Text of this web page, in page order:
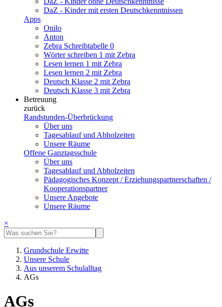
DaZ - Kinder mit ersten Deutschkenntnissen
Apps
Onilo
Anton
Zebra Schreibtabelle 0
Wörter schreiben 1 mit Zebra
Lesen lernen 1 mit Zebra
Lesen lernen 2 mit Zebra
Deutsch Klasse 2 mit Zebra
Deutsch Klasse 3 mit Zebra
Betreuung
zurück
Randstunden-Überbrückung
Über uns
Tagesablauf und Abholzeiten
Unsere Räume
Offene Ganztagsschule
Über uns
Tagesablauf und Abholzeiten
Pädagogisches Konzept / Erziehungspartnerschaften /
Kooperationspartner
Unsere Angebote
Unsere Räume
×
Grundschule Erwitte
Unsere Schule
Aus unserem Schulalltag
AGs
AGs